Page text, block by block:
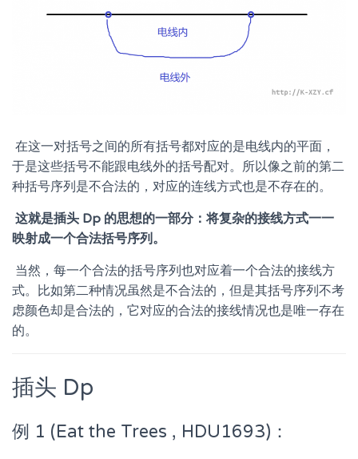
​ 在这一对括号之间的所有括号都对应的是电线内的平面，
于是这些括号不能跟电线外的括号配对。所以像之前的第二
种括号序列是不合法的，对应的连线方式也是不存在的。
这就是插头 Dp 的思想的一部分：将复杂的接线方式一一
映射成一个合法括号序列。
​ 当然，每一个合法的括号序列也对应着一个合法的接线方
式。比如第二种情况虽然是不合法的，但是其括号序列不考
虑颜色却是合法的，它对应的合法的接线情况也是唯一存在
的。
插头 Dp
例 1 (Eat the Trees , HDU1693)：